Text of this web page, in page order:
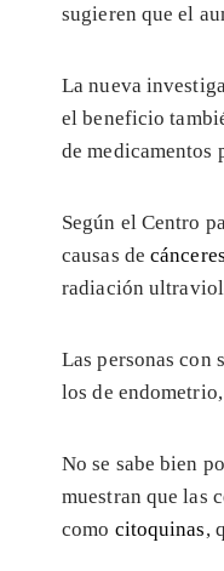
sugieren que el
La nueva
el beneficio
de medicamentos
Según el Centro
causas de
radiación
Las personas con
los de
No se sabe bien
muestran que las
como citoquinas,